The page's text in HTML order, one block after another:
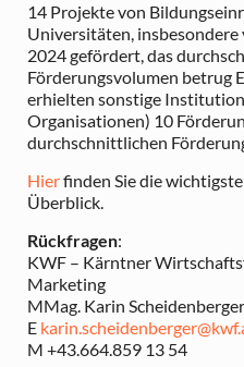
14 Projekte von
Universitäten,
2024 gefördert, das
Förderungsvolumen betrug
erhielten sonstige
Organisationen) 10
durchschnittlichen
Hierfinden Sie die
Überblick.
Rückfragen:
KWF – Kärntner
Marketing
MMag. Karin Scheidenberger
E
M +43.664.859 13 54